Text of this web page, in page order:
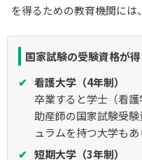
を得るための教育機関には
国家試験の受験資格が
看護大学（4年制）
卒業すると学士（看
助産師の国家試験受
ュラムを持つ大学もあ
短期大学（3年制）